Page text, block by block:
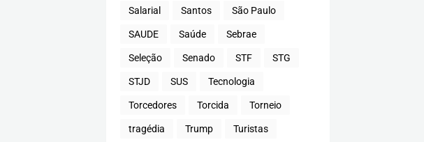
Salarial Santos São Paulo
SAUDE Saúde Sebrae
Seleção Senado STF STG
STJD SUS Tecnologia
Torcedores Torcida Torneio
tragédia Trump Turistas